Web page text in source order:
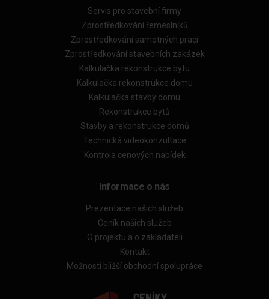
Servis pro stavební firmy
Zprostředkování řemeslníků
Zprostředkování samotných prací
Zprostředkování stavebních zakázek
Kalkulačka rekonstrukce bytu
Kalkulačka rekonstrukce domu
Kalkulačka stavby domu
Rekonstrukce bytů
Stavby a rekonstrukce domů
Technická videokonzultace
Kontrola cenových nabídek
Informace o nás
Prezentace našich služeb
Ceník našich služeb
O projektu a o zakladateli
Kontakt
Možnosti bližší obchodní spolupráce